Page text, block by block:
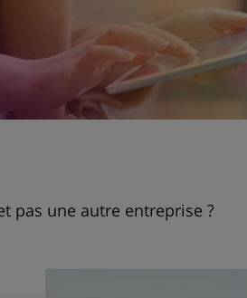
pas une autre entreprise ?